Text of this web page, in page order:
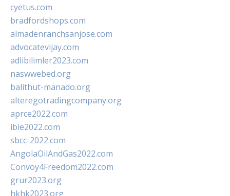
cyetus.com
bradfordshops.com
almadenranchsanjose.com
advocatevijay.com
adlibilimler2023.com
naswwebed.org
balithut-manado.org
alteregotradingcompany.org
aprce2022.com
ibie2022.com
sbcc-2022.com
AngolaOilAndGas2022.com
Convoy4Freedom2022.com
grur2023.org
hkhk2023.org